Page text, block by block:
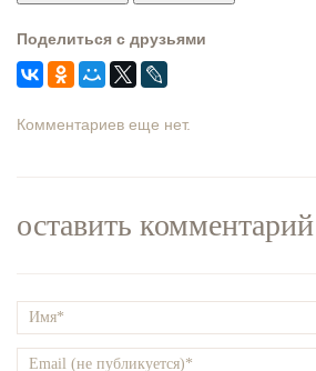
Поделиться с друзьями
Комментариев еще нет.
оставить комментарий